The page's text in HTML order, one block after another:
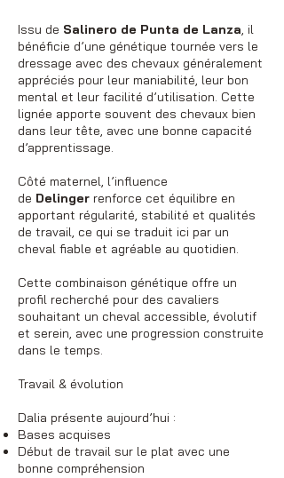
Issu de Salinero de Punta de Lanza, il
bénéficie d’une génétique tournée vers le
dressage avec des chevaux généralement
appréciés pour leur maniabilité, leur bon
mental et leur facilité d’utilisation. Cette
lignée apporte souvent des chevaux bien
dans leur tête, avec une bonne capacité
d’apprentissage.
Côté maternel, l’influence
de Delinger renforce cet équilibre en
apportant régularité, stabilité et qualités
de travail, ce qui se traduit ici par un
cheval fiable et agréable au quotidien.
Cette combinaison génétique offre un
profil recherché pour des cavaliers
souhaitant un cheval accessible, évolutif
et serein, avec une progression construite
dans le temps.
Travail & évolution
Dalia présente aujourd’hui :
Bases acquises
Début de travail sur le plat avec une
bonne compréhension